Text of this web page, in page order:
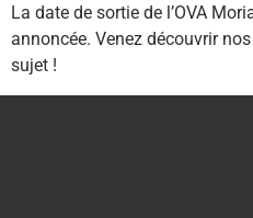
La date de sortie de l’OVA
annoncée. Venez découvrir
sujet !